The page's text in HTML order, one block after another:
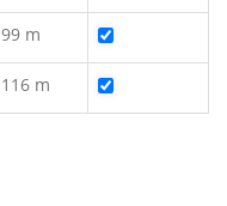
99 m
116 m